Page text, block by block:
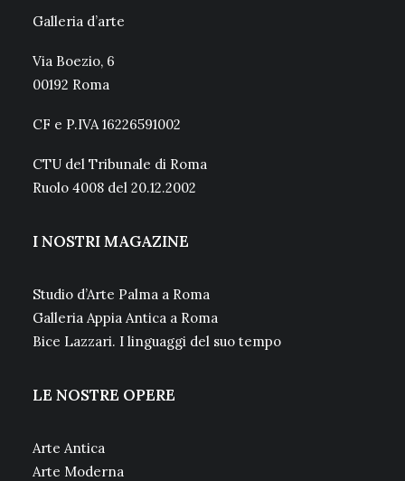
Galleria d’arte
Via Boezio, 6
00192 Roma
CF e P.IVA 16226591002
CTU del Tribunale di Roma
Ruolo 4008 del 20.12.2002
I NOSTRI MAGAZINE
Studio d’Arte Palma a Roma
Galleria Appia Antica a Roma
Bice Lazzari. I linguaggi del suo tempo
LE NOSTRE OPERE
Arte Antica
Arte Moderna